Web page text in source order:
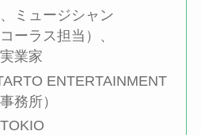
ミュージシャン
ーラス担当）、
業家
ENTERTAINMENT
務所）